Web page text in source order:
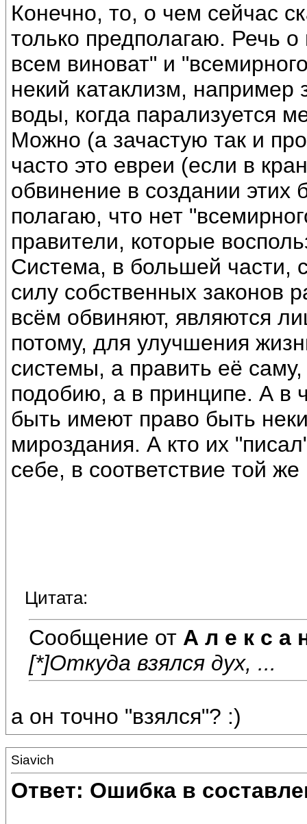
Конечно, то, о чем сейчас
только предполагаю. Речь о
всем виноват" и
некий катаклизм, например
воды, когда парализуется
Можно (а зачастую так и
часто это евреи (если в
обвинение в создании
полагаю, что нет
правители, которые
Система, в большей части,
силу собственных законов
всём обвиняют, являются
потому, для улучшения
системы, а править её
подобию, а в принципе. А
быть имеют право быть
мироздания. А кто их
себе, в соответствие той
Цитата:
Сообщение от А л е к с а
[*]Откуда взялся дух, ...
а он точно "взялся"? :)
Siavich
Ответ: Ошибка в